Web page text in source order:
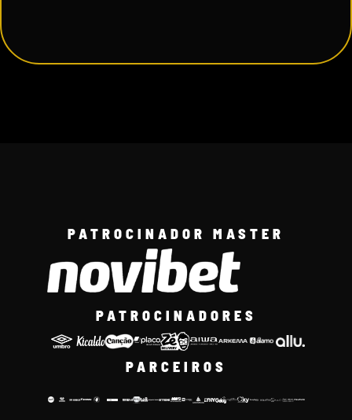
PATROCINADOR MASTER
PATROCINADORES
PARCEIROS